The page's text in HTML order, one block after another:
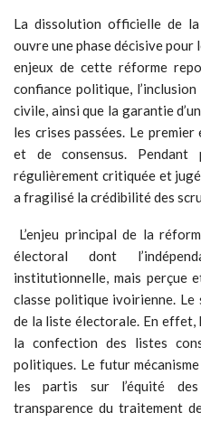
La dissolution officielle de
ouvre une phase décisive
enjeux de cette réforme
confiance politique,
civile, ainsi que la garantie
les crises passées. Le
et de consensus.
régulièrement critiquée et
a fragilisé la crédibilité des
L’enjeu principal de la
électoral dont
institutionnelle, mais perçue
classe politique ivoirienne.
de la liste électorale. En
la confection des listes
politiques. Le futur
les partis sur l’équité des
transparence du traitement